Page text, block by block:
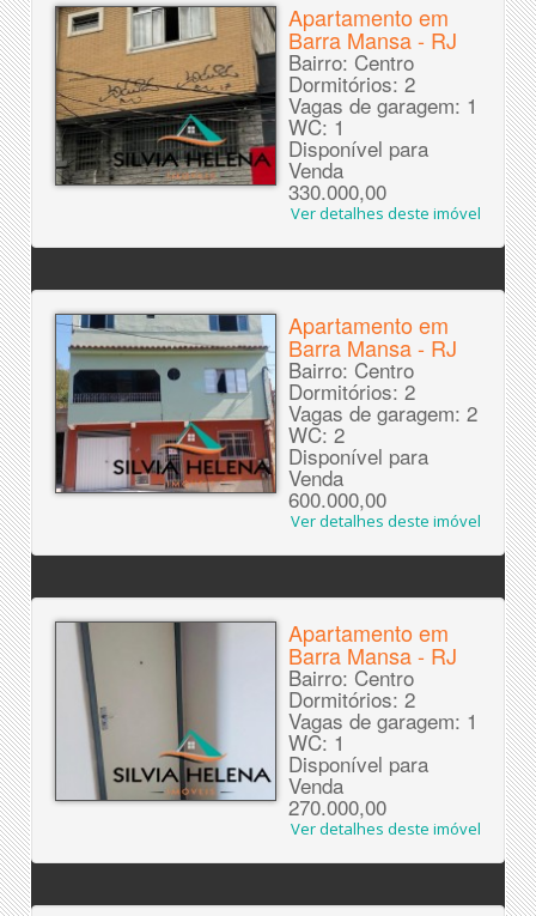
Apartamento em
Barra Mansa - RJ
Bairro: Centro
Dormitórios: 2
Vagas de garagem: 1
WC: 1
Disponível para
Venda
330.000,00
Ver detalhes deste imóvel
Apartamento em
Barra Mansa - RJ
Bairro: Centro
Dormitórios: 2
Vagas de garagem: 2
WC: 2
Disponível para
Venda
600.000,00
Ver detalhes deste imóvel
Apartamento em
Barra Mansa - RJ
Bairro: Centro
Dormitórios: 2
Vagas de garagem: 1
WC: 1
Disponível para
Venda
270.000,00
Ver detalhes deste imóvel